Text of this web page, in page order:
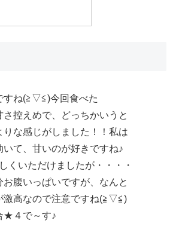
すね(≧▽≦)今回食べた
控えめで、どっちかいうと
りな感じがしました！！私は
て、甘いのが好きですね♪
くいただけましたが・・・・
腹いっぱいですが、なんと
激高なので注意ですね(≧▽≦)
★４で～す♪